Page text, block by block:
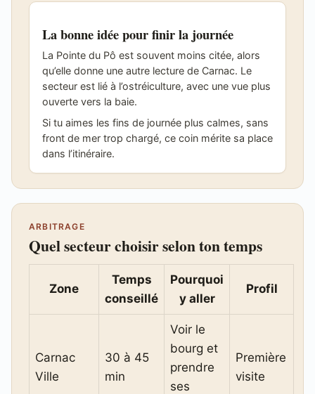
La bonne idée pour finir la journée
La Pointe du Pô est souvent moins citée, alors
qu’elle donne une autre lecture de Carnac. Le
secteur est lié à l’ostréiculture, avec une vue plus
ouverte vers la baie.
Si tu aimes les fins de journée plus calmes, sans
front de mer trop chargé, ce coin mérite sa place
dans l’itinéraire.
ARBITRAGE
Quel secteur choisir selon ton temps
Zone
Temps
conseillé
Pourquoi
y aller
Profil
Carnac
Ville
30 à 45
min
Voir le
bourg et
prendre
ses
Première
visite